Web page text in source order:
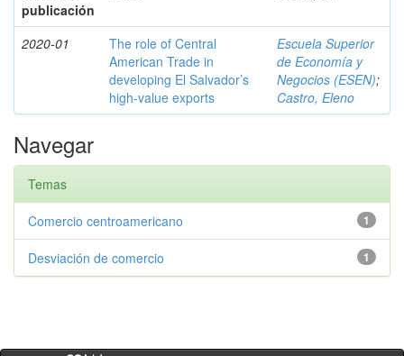
publicación
2020-01
The role of Central
American Trade in
developing El Salvador’s
high-value exports
Escuela Superior
de Economía y
Negocios (ESEN);
Castro, Eleno
Navegar
Temas
1
Comercio centroamericano
1
Desviación de comercio